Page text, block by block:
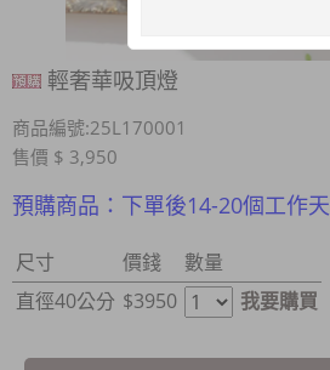
輕奢華吸頂燈
商品編號:25L170001
售價 $ 3,950
預購商品：下單後14-20個工作天
尺寸 價錢
數量
直徑40公分 $3950 我要購買